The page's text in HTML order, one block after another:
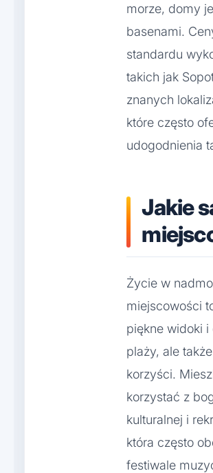
morze, domy
basenami.
standardu
takich jak
znanych
które często
udogodnienia
Jakie
Życie w
miejscowości
piękne widoki
plaży, ale
korzyści.
korzystać z
kulturalnej i
która często
festiwale